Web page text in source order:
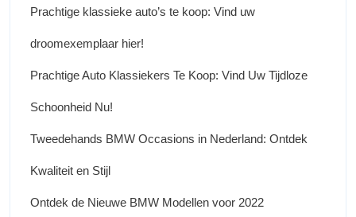
Prachtige klassieke auto’s te koop: Vind uw
droomexemplaar hier!
Prachtige Auto Klassiekers Te Koop: Vind Uw Tijdloze
Schoonheid Nu!
Tweedehands BMW Occasions in Nederland: Ontdek
Kwaliteit en Stijl
Ontdek de Nieuwe BMW Modellen voor 2022